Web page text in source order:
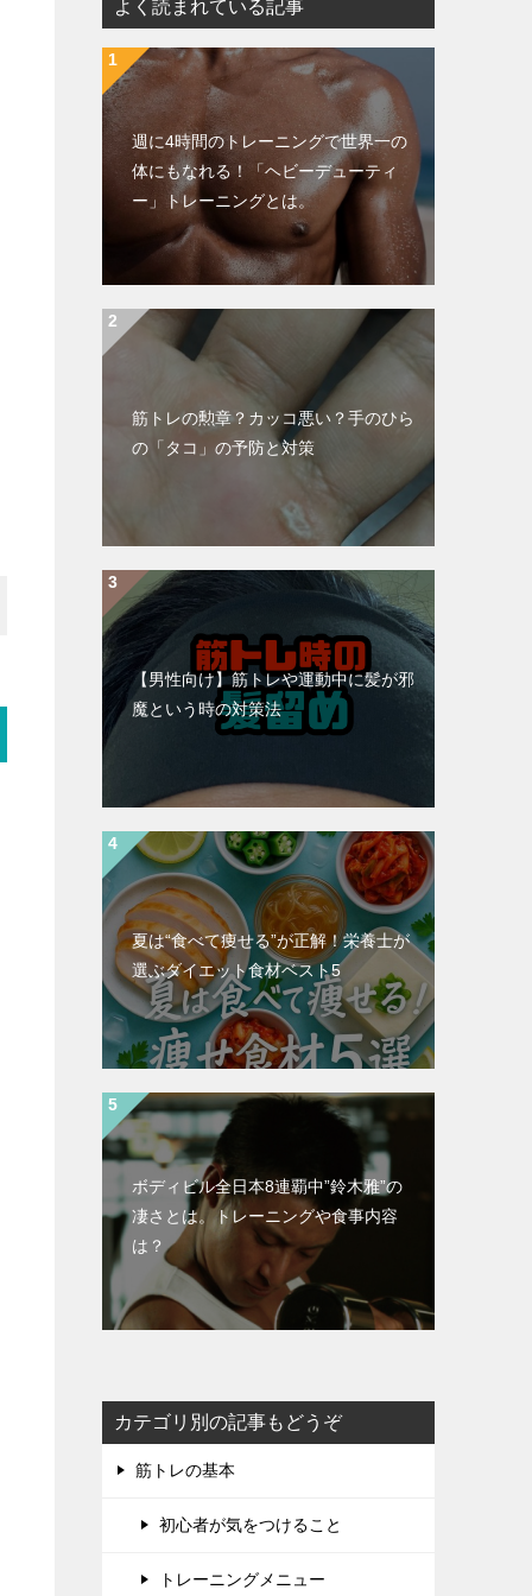
よく読まれている記事
週に4時間のトレーニングで世界一の
体にもなれる！「ヘビーデューティ
ー」トレーニングとは。
筋トレの勲章？カッコ悪い？手のひら
の「タコ」の予防と対策
【男性向け】筋トレや運動中に髪が邪
魔という時の対策法
夏は“食べて痩せる”が正解！栄養士が
選ぶダイエット食材ベスト5
ボディビル全日本8連覇中”鈴木雅”の
凄さとは。トレーニングや食事内容
は？
カテゴリ別の記事もどうぞ
筋トレの基本
初心者が気をつけること
トレーニングメニュー